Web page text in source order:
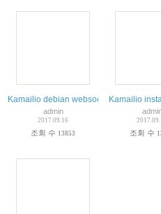
Kamailio debian websocket
admin
2017.09.16
조회 수 13853
Kamailio
조회 수